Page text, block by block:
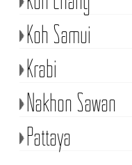
Koh Samui
Krabi
Nakhon Sawan
Pattaya